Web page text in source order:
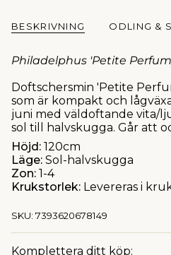
BESKRIVNING ODLING &
Philadelphus 'Petite
Doftschersmin 'Petite
som är kompakt och
juni med väldoftande vita/
sol till halvskugga. Går att
Höjd: 120cm
Läge: Sol-halvskugga
Zon: 1-4
Krukstorlek: Levereras i
SKU: 7393620678149
Komplettera ditt köp: